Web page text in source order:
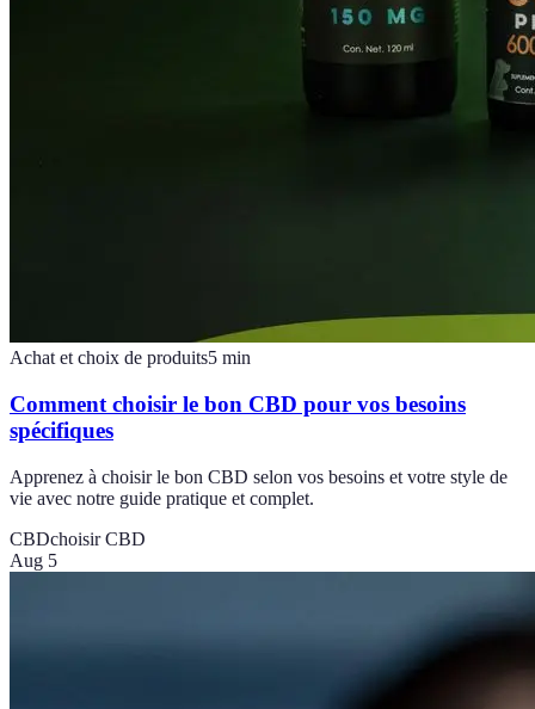
Achat et choix de produits5 min
Comment choisir le bon CBD pour vos besoins
spécifiques
Apprenez à choisir le bon CBD selon vos besoins et votre style de
vie avec notre guide pratique et complet.
CBDchoisir CBD
Aug 5